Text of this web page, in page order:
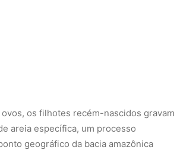
os filhotes recém-nascidos gravam
areia específica, um processo
geográfico da bacia amazônica